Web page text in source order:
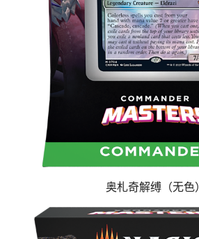
奥札奇解缚（无色）